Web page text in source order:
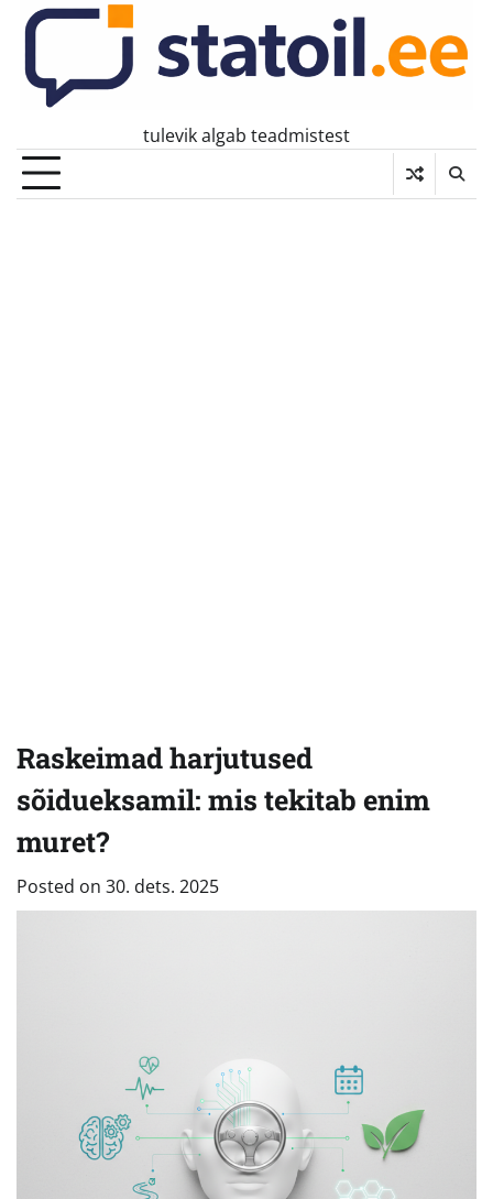
Skip
content
tulevik algab teadmistest
Raskeimad harjutused
sõidueksamil: mis tekitab enim
muret?
Posted on 30. dets. 2025